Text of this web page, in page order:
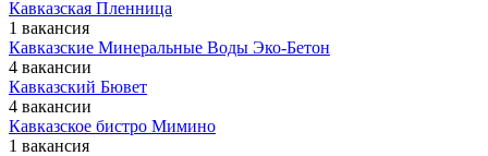
Кавказская Пленница
1 вакансия
Кавказские Минеральные Воды Эко-Бетон
4 вакансии
Кавказский Бювет
4 вакансии
Кавказское бистро Мимино
1 вакансия